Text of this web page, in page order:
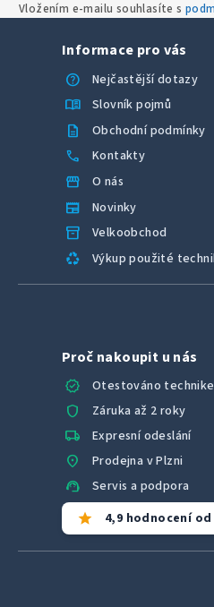
Vložením e-mailu souhlasíte s
Informace pro vás
help
Nejčastější dotazy
menu_book Slovník pojmů
description Obchodní podmínky
call Kontakty
storefront O nás
newspaper Novinky
inventory_2 Velkoobchod
recycling Výkup použité
Proč nakoupit u nás
verified
Otestováno
shield Záruka až 2 roky
local_shipping Expresní odeslání
location_on Prodejna v Plzni
support_agent Servis a podpora
star 4,9 hodnocení